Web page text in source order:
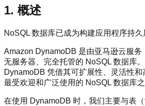
1. 概述
NoSQL 数据库已成为构建应用程序持久
Amazon DynamoDB 是由亚马逊云服务
无服务器、完全托管的 NoSQL 数据库。
DynamoDB 凭借其可扩展性、灵活性
最受欢迎和广泛使用的 NoSQL 数据库之
在使用 DynamoDB 时，我们主要与表